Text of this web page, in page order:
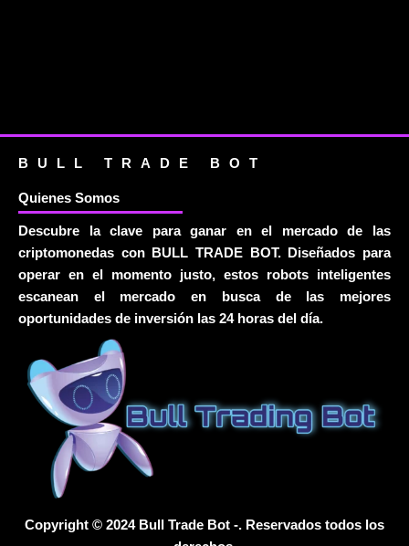
BULL TRADE BOT
Quienes Somos
Descubre la clave para ganar en el mercado de las
criptomonedas con BULL TRADE BOT. Diseñados para
operar en el momento justo, estos robots inteligentes
escanean el mercado en busca de las mejores
oportunidades de inversión las 24 horas del día.
Copyright © 2024 Bull Trade Bot -. Reservados todos los